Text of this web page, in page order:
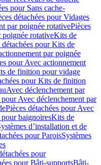
pour Sans cache-
détachées pour Vidages
par poignée rotativePièces
poignée rotativeKits de
détachées pour Kits de
par poignée
pour Avec actionnement
de finition pour vidage
pour Kits de finition
Avec déclenchement par
pour Avec déclenchement par
Pièces détachées pour Avec
baignoiresKits de
d’installation et de
pour ParoisSystèmes
pour
pour Bâti-supportsBâti-